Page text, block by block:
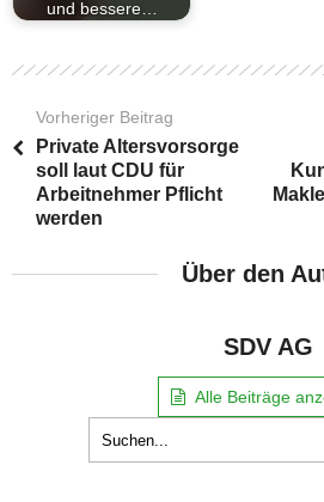
und bessere…
Vorheriger Beitrag
Private Altersvorsorge
soll laut CDU für
Arbeitnehmer Pflicht
werden
Über den
SDV AG
Alle Beiträge